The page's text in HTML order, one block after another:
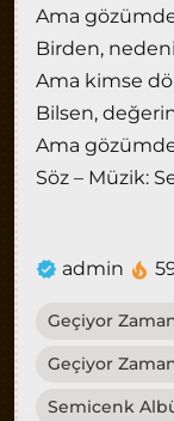
Ama
Birden,
Ama kimse
Bilsen,
Ama
Söz – Müzik:
admin
Geçiyor
Geçiyor
Semicenk